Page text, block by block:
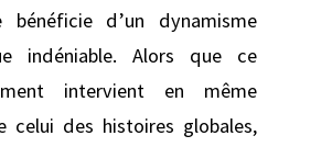
bénéficie d’un dynamisme
indéniable. Alors que ce
intervient en même
celui des histoires globales,